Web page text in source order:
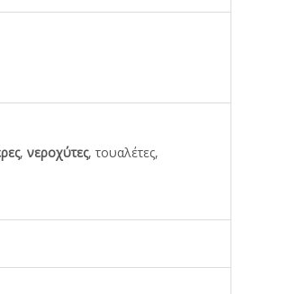
, νεροχύτες, τουαλέτες,